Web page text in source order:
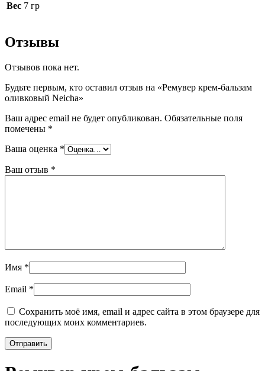
Вес 7 гр
Отзывы
Отзывов пока нет.
Будьте первым, кто оставил отзыв на «Ремувер крем-бальзам
оливковый Neicha»
Ваш адрес email не будет опубликован. Обязательные поля
помечены *
Ваша оценка *
Ваш отзыв *
Имя *
Email *
Сохранить моё имя, email и адрес сайта в этом браузере для
последующих моих комментариев.